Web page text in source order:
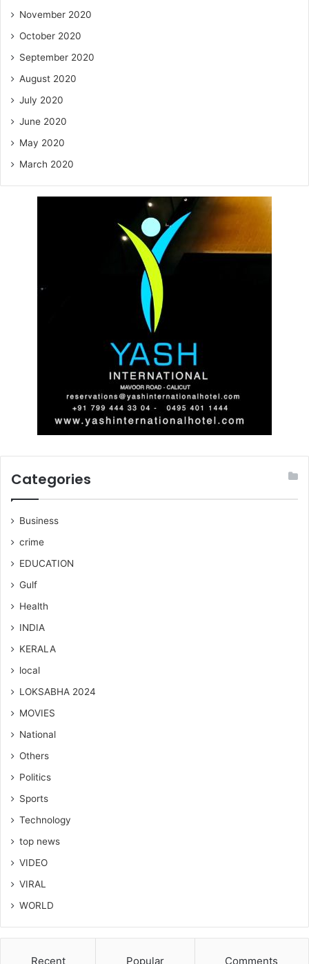
November 2020
October 2020
September 2020
August 2020
July 2020
June 2020
May 2020
March 2020
Categories
Business
crime
EDUCATION
Gulf
Health
INDIA
KERALA
local
LOKSABHA 2024
MOVIES
National
Others
Politics
Sports
Technology
top news
VIDEO
VIRAL
WORLD
Recent Popular Comments